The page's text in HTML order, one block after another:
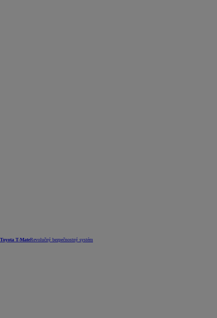
Toyota T-MateRevolučný bezpečnostný systém